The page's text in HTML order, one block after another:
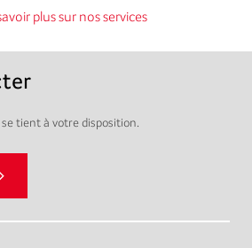
plus sur nos services
tient à votre disposition.